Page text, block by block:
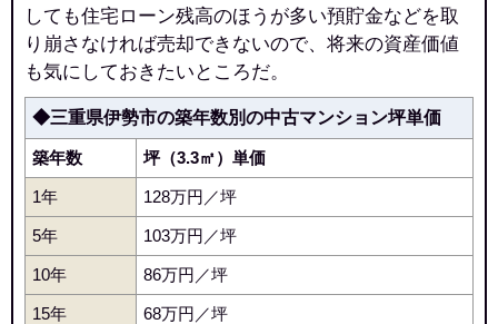
しても住宅ローン残高のほうが多い預貯金などを取
り崩さなければ売却できないので、将来の資産価値
も気にしておきたいところだ。
◆三重県伊勢市の築年数別の中古マンション坪単価
築年数 坪（3.3㎡）単価
1年 128万円／坪
5年 103万円／坪
10年 86万円／坪
15年 68万円／坪